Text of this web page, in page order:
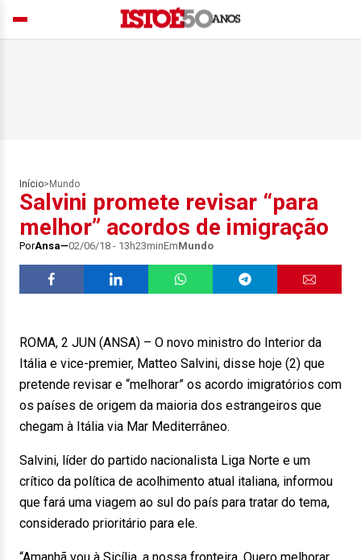
Início> Mundo
Salvini promete revisar “para
melhor” acordos de imigração
PorAnsa 02/06/18 - 13h23minEmMundo
ROMA, 2 JUN (ANSA) – O novo ministro do Interior da
Itália e vice-premier, Matteo Salvini, disse hoje (2) que
pretende revisar e “melhorar” os acordo imigratórios com
os países de origem da maioria dos estrangeiros que
chegam à Itália via Mar Mediterrâneo.
Salvini, líder do partido nacionalista Liga Norte e um
crítico da política de acolhimento atual italiana, informou
que fará uma viagem ao sul do país para tratar do tema,
considerado prioritário para ele.